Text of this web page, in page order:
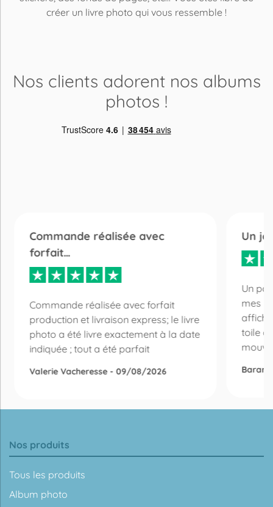
créer un livre photo qui vous ressemble !
Nos clients adorent nos albums
photos !
Commande réalisée avec
forfait…
Commande réalisée avec forfait
production et livraison express; le livre
photo a été livre exactement à la date
indiquée ; tout a été parfait
Valerie Vacheresse - 09/08/2026
Un
Un
mes
toile
Nos produits
Tous les produits
Album photo